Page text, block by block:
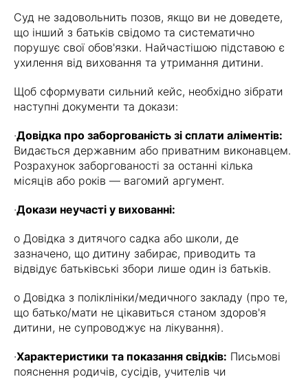
Суд не задовольнить позов, якщо ви не доведете,
що інший з батьків свідомо та систематично
порушує свої обов'язки. Найчастішою підставою є
ухилення від виховання та утримання дитини.
Щоб сформувати сильний кейс, необхідно зібрати
наступні документи та докази:
·Довідка про заборгованість зі сплати аліментів:
Видається державним або приватним виконавцем.
Розрахунок заборгованості за останні кілька
місяців або років — вагомий аргумент.
·Докази неучасті у вихованні:
o Довідка з дитячого садка або школи, де
зазначено, що дитину забирає, приводить та
відвідує батьківські збори лише один із батьків.
o Довідка з поліклініки/медичного закладу (про те,
що батько/мати не цікавиться станом здоров'я
дитини, не супроводжує на лікування).
·Характеристики та показання свідків: Письмові
пояснення родичів, сусідів, учителів чи